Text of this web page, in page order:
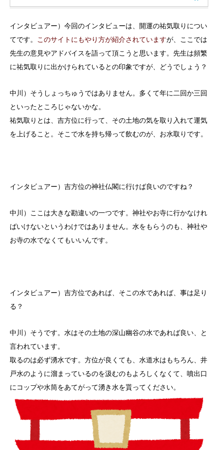
インタビュアー）今回のインタビューは、開運の祐気取りについ
てです。 このサイトにもやり方が紹介されていますが、ここでは
先生の意見やアドバイスを語って頂こうと思います。先生は頻繁
に祐気取りに出かけられているとの印象ですが、どうでしょう？
中川）そうしょっちゅうではありません。多くて年に二回か三回
といったところじゃないかな。
祐気取りとは、吉方位に行って、その土地の気を取り入れて運気
を上げること。そこで水を持ち帰って飲むのが、お水取りです。
インタビュアー）吉方位の神社仏閣に行けば良いのですね？
中川）ここは大きな勘違いの一つです。神社やお寺に行かなけれ
ばいけないというわけではありません。水をもらうのも、神社や
お寺の水でなくてもいいんです。
インタビュアー）吉方位であれば、そこの水であれば、事は足り
る？
中川）そうです。水はその土地の深山幽谷の水であれば良い、と
言われています。
取るのは必ず湧水です。方位が良くても、水道水はもちろん、井
戸水のように溜まっているのを汲むのもよろしくなくて、噴出口
にコップや水筒をあてがって湧き水を貰ってください。